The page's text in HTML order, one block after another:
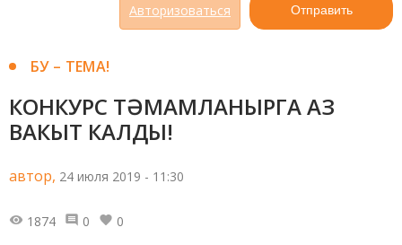
Авторизоваться Отправить
БУ – ТЕМА!
КОНКУРС ТӘМАМЛАНЫРГА АЗ
ВАКЫТ КАЛДЫ!
автор, 24 июля 2019 - 11:30
1874 0 0